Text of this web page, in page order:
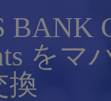
BANK
をマ
換